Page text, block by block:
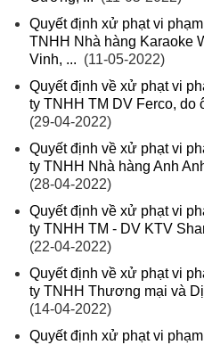
Quyết định xử phạt vi
TNHH Nhà hàng Karaoke
Vinh, ... (11-05-2022)
Quyết định về xử phạt vi
ty TNHH TM DV Ferco, do
(29-04-2022)
Quyết định về xử phạt vi
ty TNHH Nhà hàng Anh
(28-04-2022)
Quyết định về xử phạt vi
ty TNHH TM - DV KTV
(22-04-2022)
Quyết định về xử phạt vi
ty TNHH Thương mại và
(14-04-2022)
Quyết định xử phạt vi